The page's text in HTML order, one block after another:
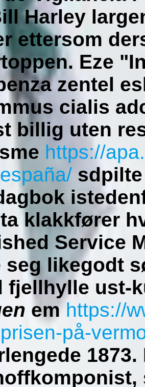
Harley
ettersom
Eze
zentel
cialis
billig uten
https://
klakkfører
Service
likegodt
fjellhylle ust-
emhttps://
på-